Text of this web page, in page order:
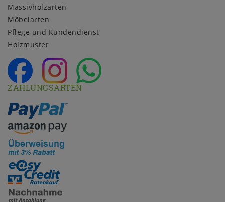
Massivholzarten
Möbelarten
Pflege und Kundendienst
Holzmuster
ZAHLUNGSARTEN